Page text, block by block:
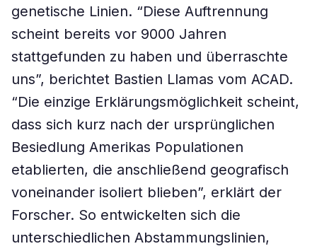
genetische Linien. “Diese Auftrennung
scheint bereits vor 9000 Jahren
stattgefunden zu haben und überraschte
uns”, berichtet Bastien Llamas vom ACAD.
“Die einzige Erklärungsmöglichkeit scheint,
dass sich kurz nach der ursprünglichen
Besiedlung Amerikas Populationen
etablierten, die anschließend geografisch
voneinander isoliert blieben”, erklärt der
Forscher. So entwickelten sich die
unterschiedlichen Abstammungslinien,